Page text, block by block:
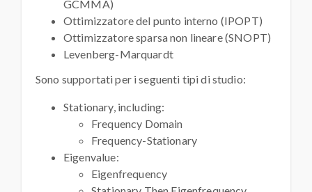
GCMMA)
Ottimizzatore del punto interno (IPOPT)
Ottimizzatore sparsa non lineare (SNOPT)
Levenberg-Marquardt
Sono supportati per i seguenti tipi di studio:
Stationary, including:
Frequency Domain
Frequency-Stationary
Eigenvalue:
Eigenfrequency